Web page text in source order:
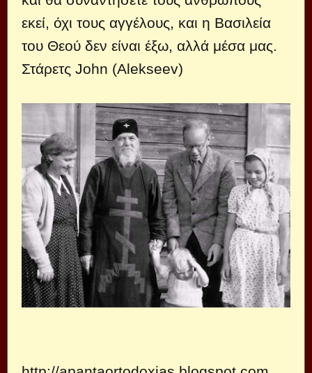
εκεί, όχι τους αγγέλους, και η Βασιλεία
του Θεού δεν είναι έξω, αλλά μέσα μας.
Στάρετς John (Alekseev)